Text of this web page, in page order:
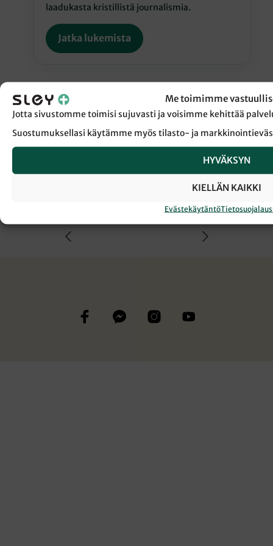
Me toimimme
Jotta sivustomme toimisi sujuvasti ja voisimme kehittää
Suostumuksellasi käytämme myös tilasto- ja
HYVÄKSYN
KIELLÄN KAIKKI
Evästekäytäntö
laadukasta kristillistä journalismia.
Jatka lukemista
← Takaisin Sanansaattaja-lehden etusivulle